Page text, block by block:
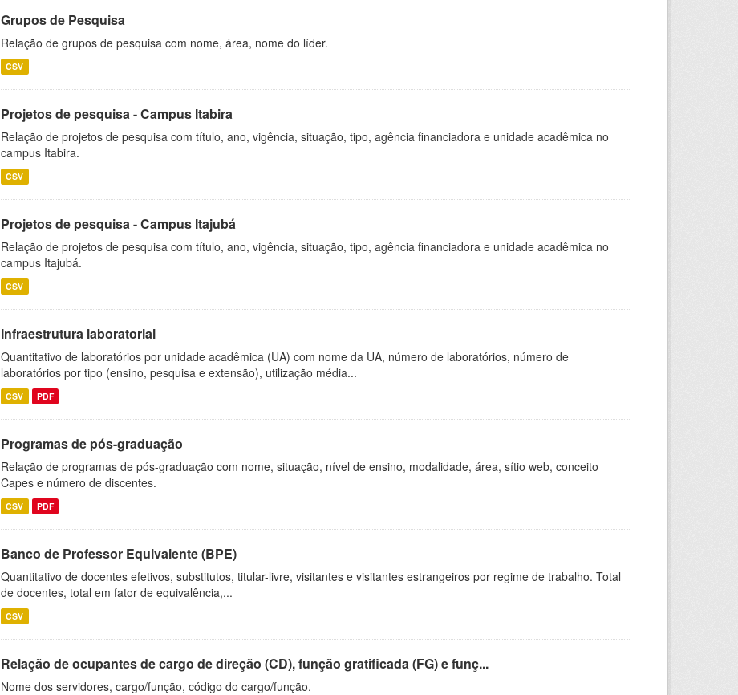
Grupos de Pesquisa
Relação de grupos de pesquisa com nome, área, nome do líder.
CSV
Projetos de pesquisa - Campus Itabira
Relação de projetos de pesquisa com título, ano, vigência, situação, tipo, agência financiadora e unidade acadêmica no
campus Itabira.
CSV
Projetos de pesquisa - Campus Itajubá
Relação de projetos de pesquisa com título, ano, vigência, situação, tipo, agência financiadora e unidade acadêmica no
campus Itajubá.
CSV
Infraestrutura laboratorial
Quantitativo de laboratórios por unidade acadêmica (UA) com nome da UA, número de laboratórios, número de
laboratórios por tipo (ensino, pesquisa e extensão), utilização média...
CSV PDF
Programas de pós-graduação
Relação de programas de pós-graduação com nome, situação, nível de ensino, modalidade, área, sítio web, conceito
Capes e número de discentes.
CSV PDF
Banco de Professor Equivalente (BPE)
Quantitativo de docentes efetivos, substitutos, titular-livre, visitantes e visitantes estrangeiros por regime de trabalho. Total
de docentes, total em fator de equivalência,...
CSV
Relação de ocupantes de cargo de direção (CD), função gratificada (FG) e funç...
Nome dos servidores, cargo/função, código do cargo/função.